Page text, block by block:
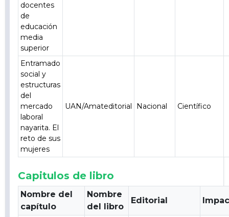
docentes
de
educación
media
superior
Entramado
social y
estructuras
del
mercado
laboral
nayarita. El
reto de sus
mujeres
UAN/Amateditorial Nacional Científico
Capitulos de libro
Nombre del
capítulo
Nombre
del libro
Editorial